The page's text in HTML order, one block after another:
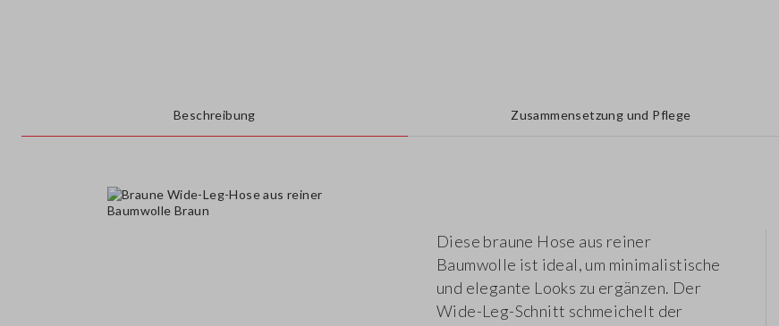
Beschreibung Zusammensetzung und Pflege
Diese braune Hose aus reiner
Baumwolle ist ideal, um minimalistische
und elegante Looks zu ergänzen. Der
Wide-Leg-Schnitt schmeichelt der